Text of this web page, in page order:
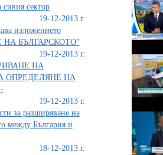
сивия сектор
19-12-2013 г.
изложението
НА БЪЛГАРСКОТО”
19-12-2013 г.
НА
ОПРЕДЕЛЯНЕ НА
19-12-2013 г.
за разширяване на
между България и
18-12-2013 г.